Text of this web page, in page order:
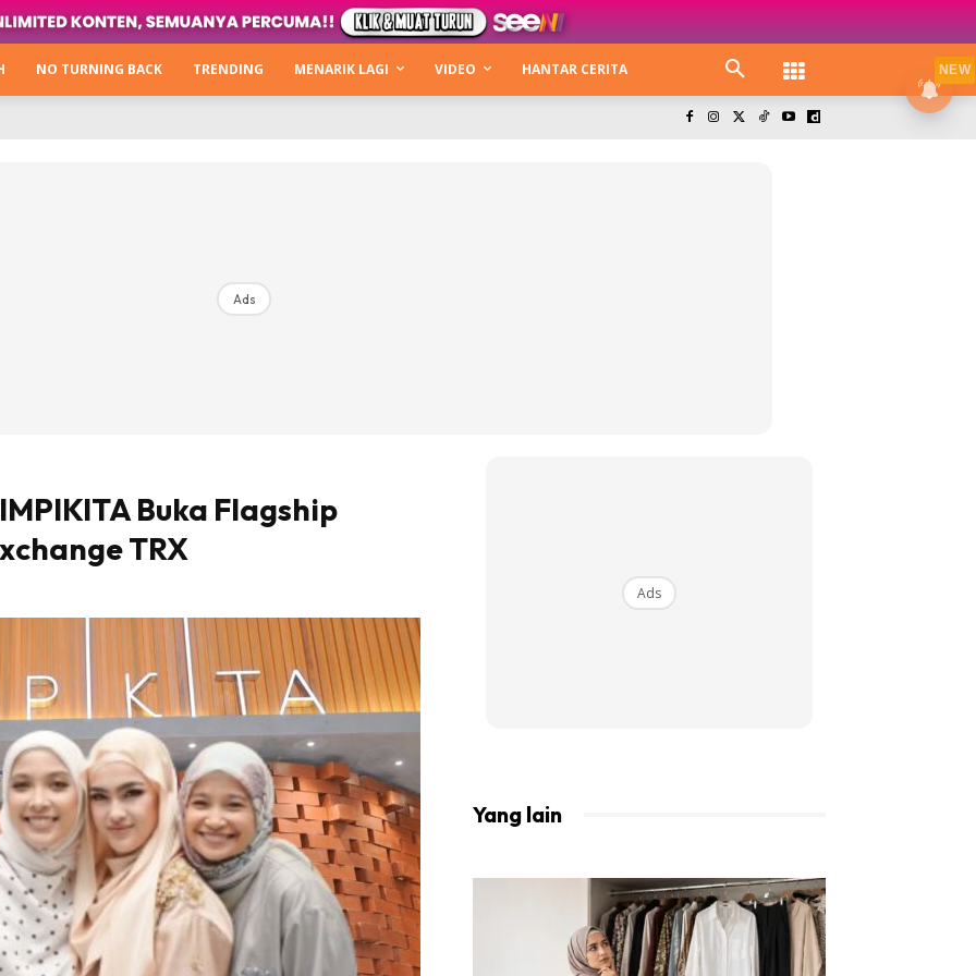
Hijabista
Next Level
#1 on top dengan fashion muslimah terkini di HIJABISTA!
KLIK DI SEENI
NO TURNING BACK TRENDING MENARIK LAGI VIDEO HANTAR CERITA
Ads
Buka Flagship
TRX
Ads
Yang lain
NEW